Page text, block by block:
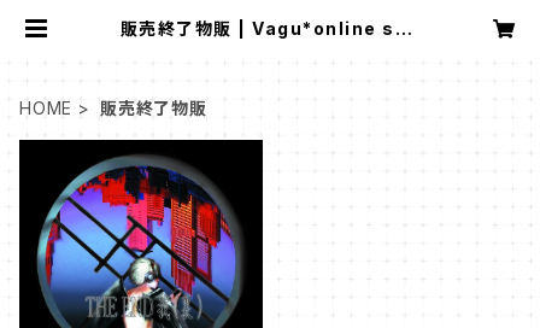
販売終了物販 | Vagu*online sho
HOME 販売終了物販